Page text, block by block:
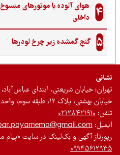
هوای آلوده با موتورهای
داخلی
گنجِ گمشده زیر چرخ لودرها
خیابان شریعتی، ابتدای عباس‌آباد،
بهشتی، پلاک ۱۲، طبقه سوم، واحد ۵
۰۲۱۲۸۴۲۱۹۱۰
khabar.payamema@gmail.com
آگهی و بک‌لینک در سایت «پیام ما»: